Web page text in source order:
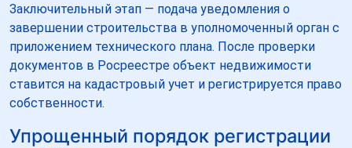
Заключительный этап — подача уведомления о
завершении строительства в уполномоченный орган с
приложением технического плана. После проверки
документов в Росреестре объект недвижимости
ставится на кадастровый учет и регистрируется право
собственности.
Упрощенный порядок регистрации